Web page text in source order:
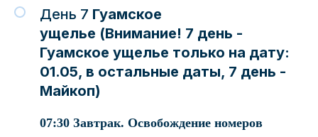
День 7 Гуамское
ущелье (Внимание! 7 день -
Гуамское ущелье только на дату:
01.05, в остальные даты, 7 день -
Майкоп)
07:30 Завтрак. Освобождение номеров